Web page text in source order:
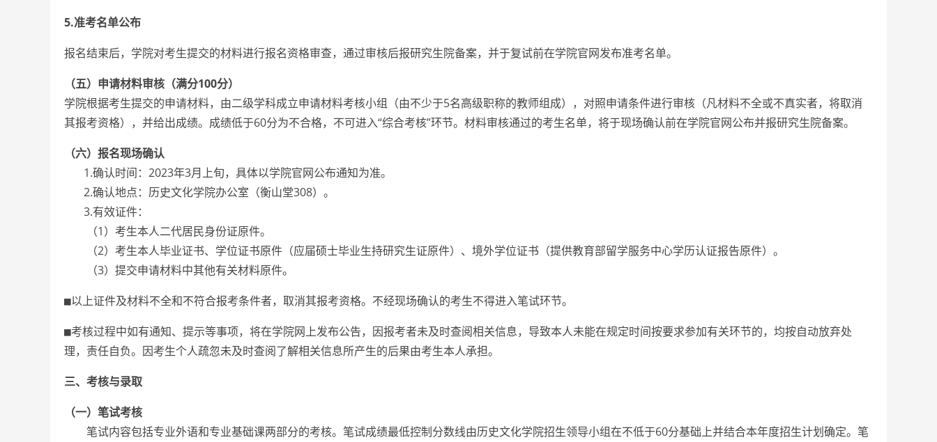
5.准考名单公布
报名结束后，学院对考生提交的材料进行报名资格审查，通过审核后报研究生院备案，并于复试前在学院官网发布准考名单。
（五）申请材料审核（满分100分）
学院根据考生提交的申请材料，由二级学科成立申请材料考核小组（由不少于5名高级职称的教师组成），对照申请条件进行审核（凡材料不全或不真实者，将取消
其报考资格），并给出成绩。成绩低于60分为不合格，不可进入“综合考核”环节。材料审核通过的考生名单，将于现场确认前在学院官网公布并报研究生院备案。
（六）报名现场确认
1.确认时间：2023年3月上旬，具体以学院官网公布通知为准。
2.确认地点：历史文化学院办公室（衡山堂308）。
3.有效证件：
（1）考生本人二代居民身份证原件。
（2）考生本人毕业证书、学位证书原件（应届硕士毕业生持研究生证原件）、境外学位证书（提供教育部留学服务中心学历认证报告原件）。
（3）提交申请材料中其他有关材料原件。
■以上证件及材料不全和不符合报考条件者，取消其报考资格。不经现场确认的考生不得进入笔试环节。
■考核过程中如有通知、提示等事项，将在学院网上发布公告，因报考者未及时查阅相关信息，导致本人未能在规定时间按要求参加有关环节的，均按自动放弃处
理，责任自负。因考生个人疏忽未及时查阅了解相关信息所产生的后果由考生本人承担。
三、考核与录取
（一）笔试考核
笔试内容包括专业外语和专业基础课两部分的考核。笔试成绩最低控制分数线由历史文化学院招生领导小组在不低于60分基础上并结合本年度招生计划确定。笔